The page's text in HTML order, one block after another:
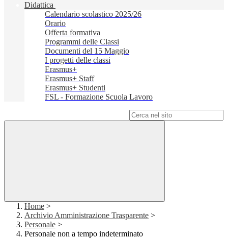
Didattica
Calendario scolastico 2025/26
Orario
Offerta formativa
Programmi delle Classi
Documenti del 15 Maggio
I progetti delle classi
Erasmus+
Erasmus+ Staff
Erasmus+ Studenti
FSL - Formazione Scuola Lavoro
Home >
Archivio Amministrazione Trasparente >
Personale >
Personale non a tempo indeterminato